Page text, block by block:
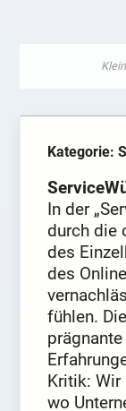
Kategorie:
In der
durch die
des
des
fühlen.
Kritik: Wir
wo